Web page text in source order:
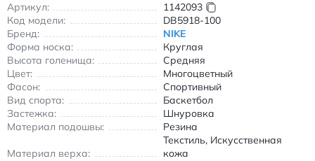
поддержку стопы во время активных движений.
Износостойкие материалы и продуманная конструкция
делают эти кроссовки отличным выбором для повседневной
носки и спортивных занятий. Бело-черно-красная цветовая
гамма подчеркивает спортивный характер модели, сохраняя
при этом универсальность для создания различных образов.
Удобная анатомическая стелька и амортизирующая система
обеспечивают комфорт даже при длительной носке. Найк
Эйр Флайт 89 кроссовки ретро баскетбольные бело-черно-
красные с шнуровкой и резиновой подошвой
Артикул:
1142093
Код модели:
DB5918-100
Бренд:
NIKE
Форма носка:
Круглая
Высота голенища:
Средняя
Цвет:
Многоцветный
Фасон:
Спортивный
Вид спорта:
Баскетбол
Застежка:
Шнуровка
Материал подошвы:
Резина
Материал верха:
Текстиль, Искусственная
кожа